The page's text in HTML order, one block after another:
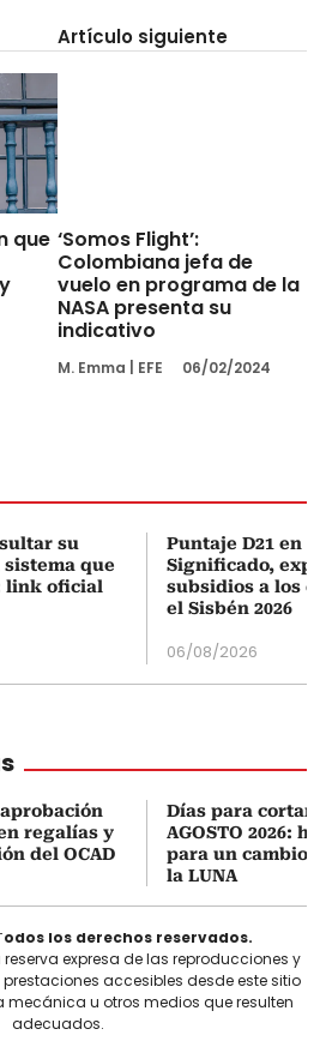
que
Artículo siguiente
‘Somos Flight’:
Colombiana jefa de
vuelo en programa de la
NASA presenta su
indicativo
M. Emma EFE 06/02/2024
su
que
link oficial
Puntaje D21 en
Significado,
subsidios a los
el Sisbén 2026
06/08/2026
regalías y
del OCAD
Días para
AGOSTO 2026:
para un cambio
la LUNA
los derechos reservados.
reserva expresa de las reproducciones y
accesibles desde este sitio
mecánica u otros medios que resulten
adecuados.